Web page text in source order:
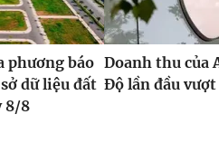
phương báo
dữ liệu đất
8/8
Doanh thu của
Độ lần đầu vượt